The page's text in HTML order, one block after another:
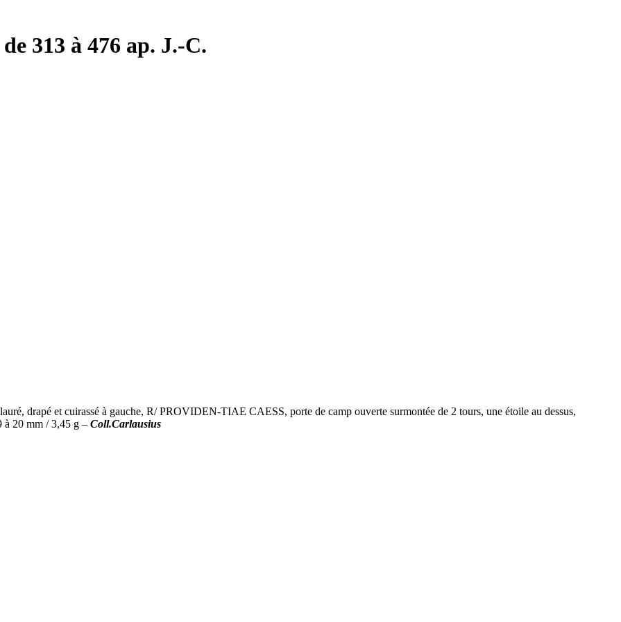
313 à 476 ap. J.-C.
drapé et cuirassé à gauche, R/ PROVIDEN-TIAE CAESS, porte de camp ouverte surmontée de 2 tours, une étoile au dessus,
20 mm / 3,45 g – Coll.Carlausius